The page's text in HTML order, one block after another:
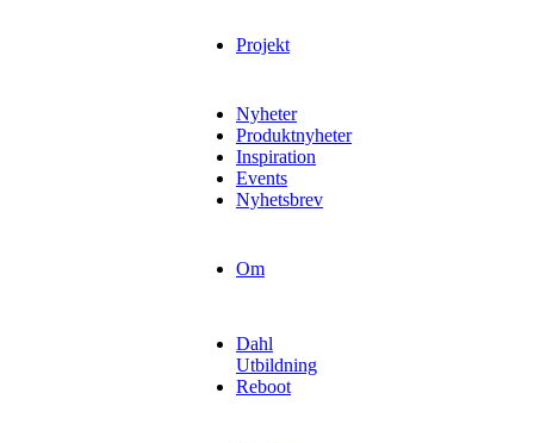
Projekt
Nyheter
Produktnyheter
Inspiration
Events
Nyhetsbrev
Om
Dahl
Utbildning
Reboot